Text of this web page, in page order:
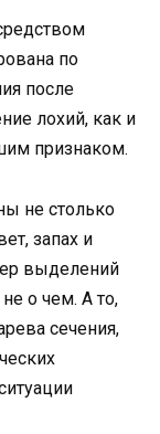
по
после
лохий, как и
признаком.
не столько
запах и
выделений
о чем. А то,
сечения,